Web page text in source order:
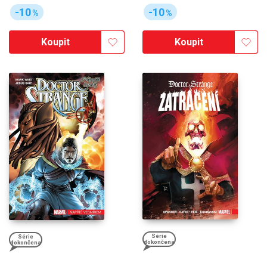
-10%
Koupit
-10%
Koupit
Série
dokončena
Série
dokončena